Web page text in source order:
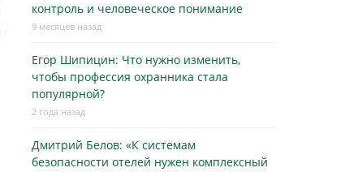
контроль и человеческое понимание
9 месяцев назад
Егор Шипицин: Что нужно изменить,
чтобы профессия охранника стала
популярной?
2 года назад
Дмитрий Белов: «К системам
безопасности отелей нужен комплексный